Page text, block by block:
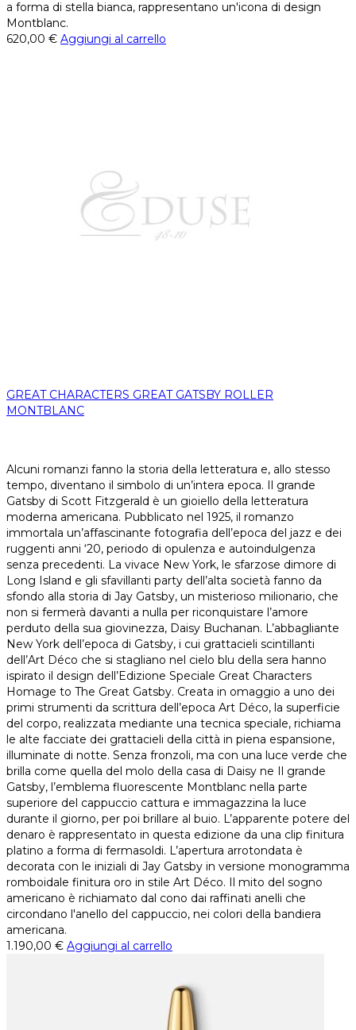
a forma di stella bianca, rappresentano un'icona di design
Montblanc.
620,00 € Aggiungi al carrello
GREAT CHARACTERS GREAT GATSBY ROLLER
MONTBLANC
Alcuni romanzi fanno la storia della letteratura e, allo stesso
tempo, diventano il simbolo di un’intera epoca. Il grande
Gatsby di Scott Fitzgerald è un gioiello della letteratura
moderna americana. Pubblicato nel 1925, il romanzo
immortala un’affascinante fotografia dell’epoca del jazz e dei
ruggenti anni ‘20, periodo di opulenza e autoindulgenza
senza precedenti. La vivace New York, le sfarzose dimore di
Long Island e gli sfavillanti party dell’alta società fanno da
sfondo alla storia di Jay Gatsby, un misterioso milionario, che
non si fermerà davanti a nulla per riconquistare l’amore
perduto della sua giovinezza, Daisy Buchanan. L’abbagliante
New York dell’epoca di Gatsby, i cui grattacieli scintillanti
dell’Art Déco che si stagliano nel cielo blu della sera hanno
ispirato il design dell’Edizione Speciale Great Characters
Homage to The Great Gatsby. Creata in omaggio a uno dei
primi strumenti da scrittura dell’epoca Art Déco, la superficie
del corpo, realizzata mediante una tecnica speciale, richiama
le alte facciate dei grattacieli della città in piena espansione,
illuminate di notte. Senza fronzoli, ma con una luce verde che
brilla come quella del molo della casa di Daisy ne Il grande
Gatsby, l’emblema fluorescente Montblanc nella parte
superiore del cappuccio cattura e immagazzina la luce
durante il giorno, per poi brillare al buio. L’apparente potere del
denaro è rappresentato in questa edizione da una clip finitura
platino a forma di fermasoldi. L’apertura arrotondata è
decorata con le iniziali di Jay Gatsby in versione monogramma
romboidale finitura oro in stile Art Déco. Il mito del sogno
americano è richiamato dal cono dai raffinati anelli che
circondano l'anello del cappuccio, nei colori della bandiera
americana.
1.190,00 € Aggiungi al carrello